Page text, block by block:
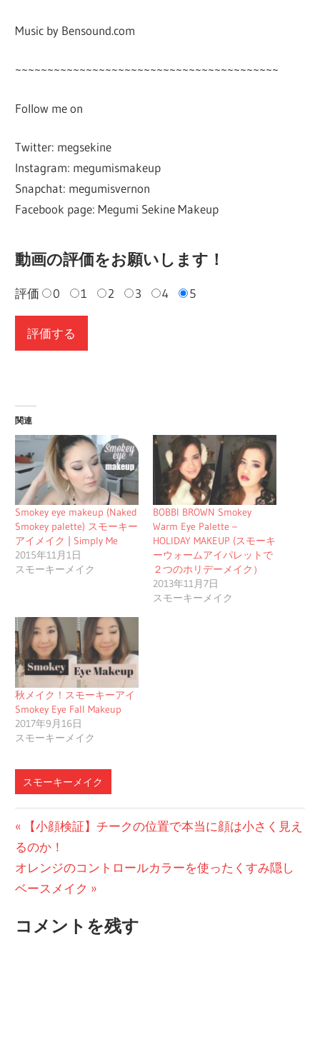
Music by Bensound.com
~~~~~~~~~~~~~~~~~~~~~~~~~~~~~~~~~~~~~~~~~
Follow me on
Twitter: megsekine
Instagram: megumismakeup
Snapchat: megumisvernon
Facebook page: Megumi Sekine Makeup
動画の評価をお願いします！
評価 0 1 2 3 4 5
関連
Smokey eye makeup (Naked
Smokey palette) スモーキー
アイメイク | Simply Me
2015年11月1日
スモーキーメイク
BOBBI BROWN Smokey
Warm Eye Palette –
HOLIDAY MAKEUP (スモーキ
ーウォームアイパレットで
２つのホリデーメイク）
2013年11月7日
スモーキーメイク
秋メイク！スモーキーアイ
Smokey Eye Fall Makeup
2017年9月16日
スモーキーメイク
スモーキーメイク
投
稿
ナ
ゲ
前
の
投
稿:
【小顔検証】チークの位置で本当に顔は小さく見え
るのか！
次
の
稿:
オレンジのコントロールカラーを使ったくすみ隠し
ベースメイク
コメントを残す